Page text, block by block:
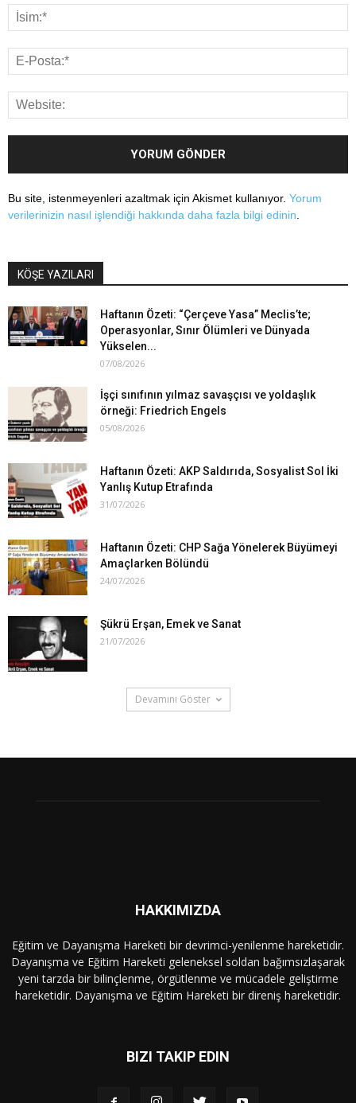
Bu site, istenmeyenleri azaltmak için Akismet kullanıyor. Yorum
verilerinizin nasıl işlendiği hakkında daha fazla bilgi edinin
KÖŞE YAZILARI
Haftanın Özeti: “Çerçeve Yasa” Meclis’te;
Operasyonlar, Sınır Ölümleri ve Dünyada
Yükselen...
07/08/2026
İşçi sınıfının yılmaz savaşçısı ve yoldaşlık
örneği: Friedrich Engels
05/08/2026
Haftanın Özeti: AKP Saldırıda, Sosyalist Sol İki
Yanlış Kutup Etrafında
31/07/2026
Haftanın Özeti: CHP Sağa Yönelerek Büyümeyi
Amaçlarken Bölündü
24/07/2026
Şükrü Erşan, Emek ve Sanat
21/07/2026
Devamını Göster
HAKKIMIZDA
Eğitim ve Dayanışma Hareketi bir devrimci-yenilenme hareketidir.
Dayanışma ve Eğitim Hareketi geleneksel soldan bağımsızlaşarak
yeni tarzda bir bilinçlenme, örgütlenme ve mücadele geliştirme
hareketidir. Dayanışma ve Eğitim Hareketi bir direniş hareketidir.
BIZI TAKIP EDIN